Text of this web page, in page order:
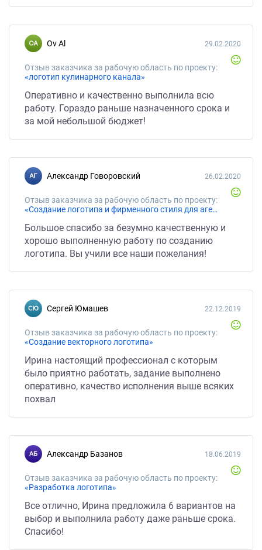
Ov Al
Отзыв заказчика за рабочую область по проекту:
«логотип кулинарного канала»
29.02.2020
Оперативно и качественно выполнила всю
работу. Гораздо раньше назначенного срока и
за мой небольшой бюджет!
Александр Говоровский
Отзыв заказчика за рабочую область по проекту:
«Создание логотипа и фирменного стиля для агентства детский праздников»
26.02.2020
Большое спасибо за безумно качественную и
хорошо выполненную работу по созданию
логотипа. Вы учили все наши пожелания!
Сергей Юмашев
Отзыв заказчика за рабочую область по проекту:
«Создание векторного логотипа»
22.12.2019
Ирина настоящий профессионал с которым
было приятно работать, задание выполнено
оперативно, качество исполнения выше всяких
похвал
Александр Базанов
Отзыв заказчика за рабочую область по проекту:
«Разработка логотипа»
18.06.2019
Все отлично, Ирина предложила 6 вариантов на
выбор и выполнила работу даже раньше срока.
Спасибо!